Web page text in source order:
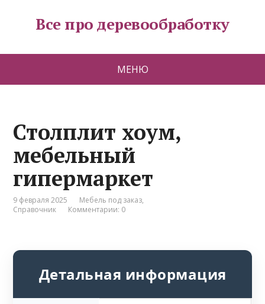
Все про деревообработку
МЕНЮ
Столплит хоум,
мебельный
гипермаркет
9 февраля 2025 Мебель под заказ,
Справочник
Комментарии: 0
Детальная информация